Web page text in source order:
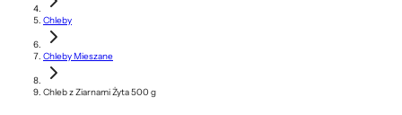
Chleby
Chleby Mieszane
Chleb z Ziarnami Żyta 500 g